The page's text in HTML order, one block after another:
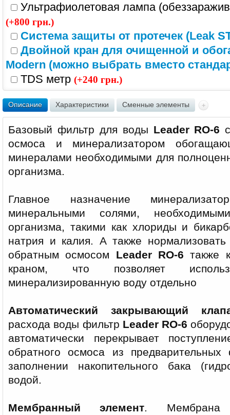
Ультрафиолетовая лампа
(+800 грн.)
Система защиты от протечек (Leak
Двойной кран для очищенной и
Modern (можно выбрать вместо
TDS метр (+240 грн.)
Описание Характеристики Сменные элементы
Базовый фильтр для воды Leader RO-6
осмоса и минерализатором
минералами необходимыми для
организма.
Главное назначение
минеральными солями,
организма, такими как хлориды и
натрия и калия. А также
обратным осмосом Leader RO-6также
краном, что позволяет
минерализированную воду отдельно
Автоматический закрывающий
расхода воды фильтр Leader RO-6
автоматически перекрывает
обратного осмоса из
заполнении накопительного бака
водой.
Мембранный элемент. Мембрана